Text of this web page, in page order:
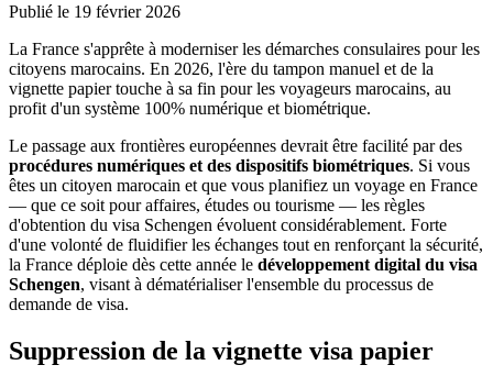
Publié le 19 février 2026
La France s'apprête à moderniser les démarches consulaires pour les
citoyens marocains. En 2026, l'ère du tampon manuel et de la
vignette papier touche à sa fin pour les voyageurs marocains, au
profit d'un système 100% numérique et biométrique.
Le passage aux frontières européennes devrait être facilité par des
procédures numériques et des dispositifs biométriques. Si vous
êtes un citoyen marocain et que vous planifiez un voyage en France
— que ce soit pour affaires, études ou tourisme — les règles
d'obtention du visa Schengen évoluent considérablement. Forte
d'une volonté de fluidifier les échanges tout en renforçant la sécurité,
la France déploie dès cette année le développement digital du visa
Schengen, visant à dématérialiser l'ensemble du processus de
demande de visa.
Suppression de la vignette visa papier